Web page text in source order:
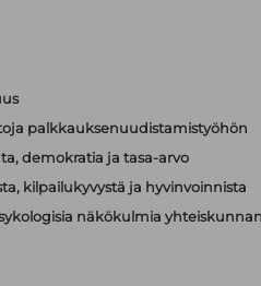
palkkauksenuudistamistyöhön
demokratia ja tasa-arvo
kilpailukyvystä ja hyvinvoinnista
näkökulmia